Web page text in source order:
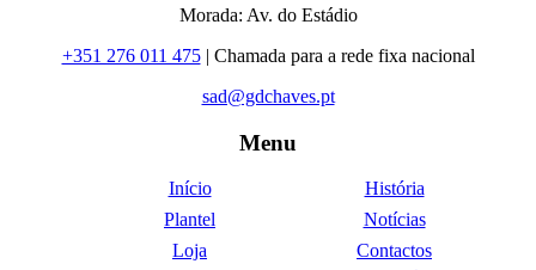
Morada: Av. do Estádio
+351 276 011 475| Chamada para a rede fixa nacional
sad@gdchaves.pt
Menu
Início
História
Plantel
Notícias
Loja
Contactos